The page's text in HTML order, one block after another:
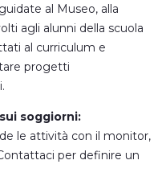
al Museo, alla
agli alunni della scuola
al curriculum e
progetti
soggiorni:
le attività con il monitor,
per definire un